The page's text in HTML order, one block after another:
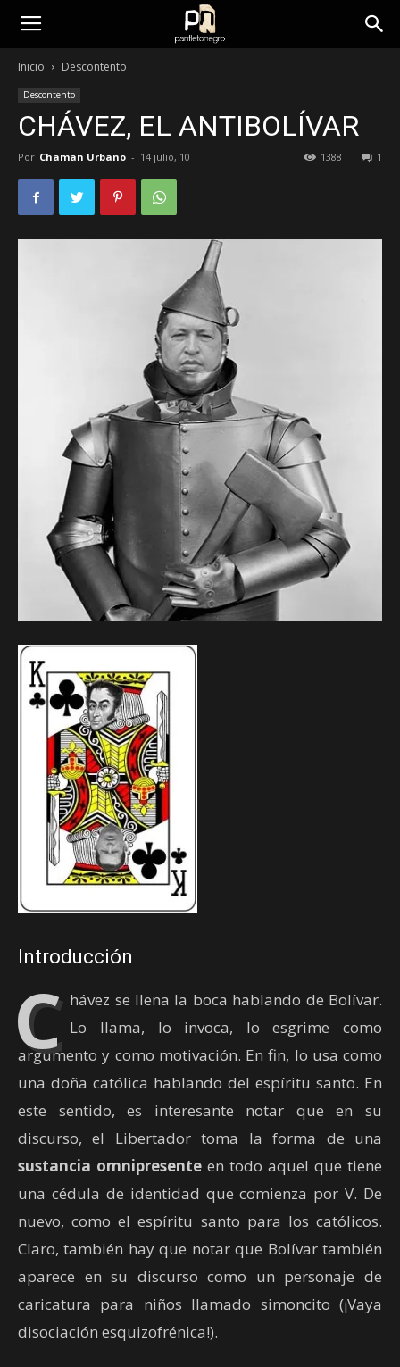
panfletonegro
Inicio Descontento
Descontento
CHÁVEZ, EL ANTIBOLÍVAR
Por Chaman Urbano - 14 julio, 10 1
1388
Introducción
C hávez se llena la boca hablando de Bolívar.
Lo llama, lo invoca, lo esgrime como
argumento y como motivación. En fin, lo usa como
una doña católica hablando del espíritu santo. En
este sentido, es interesante notar que en su
discurso, el Libertador toma la forma de una
sustancia omnipresente en todo aquel que tiene
una cédula de identidad que comienza por V. De
nuevo, como el espíritu santo para los católicos.
Claro, también hay que notar que Bolívar también
aparece en su discurso como un personaje de
caricatura para niños llamado simoncito (¡Vaya
disociación esquizofrénica!).